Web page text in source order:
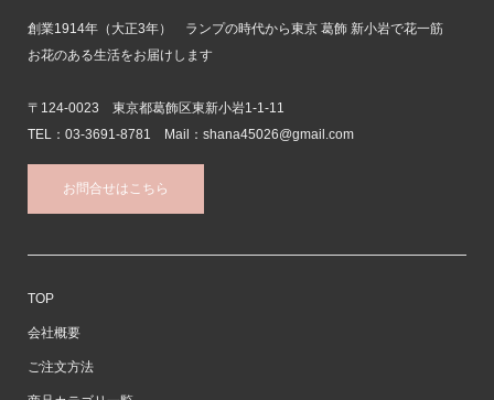
創業1914年（大正3年） ランプの時代から東京 葛飾 新小岩で花一筋
お花のある生活をお届けします
〒124-0023 東京都葛飾区東新小岩1-1-11
TEL：03-3691-8781 Mail：shana45026@gmail.com
お問合せはこちら
TOP
会社概要
ご注文方法